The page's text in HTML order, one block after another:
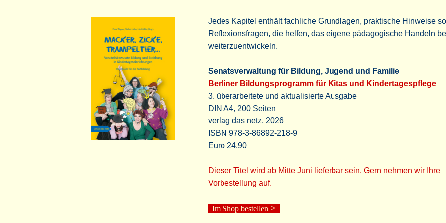
Jedes Kapitel enthält fachliche Grundlagen, praktische Hinweise
Reflexionsfragen, die helfen, das eigene pädagogische Handeln
weiterzuentwickeln.
Senatsverwaltung für Bildung, Jugend und Familie
Berliner Bildungsprogramm für Kitas und Kindertagespflege
3. überarbeitete und aktualisierte Ausgabe
DIN A4, 200 Seiten
verlag das netz, 2026
ISBN 978-3-86892-218-9
Euro 24,90
Dieser Titel wird ab Mitte Juni lieferbar sein. Gern nehmen wir Ihre
Vorbestellung auf.
Im Shop bestellen >